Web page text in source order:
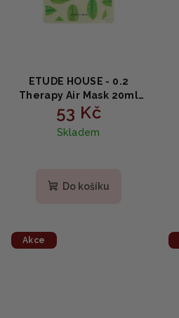
ETUDE HOUSE - 0.2
Therapy Air Mask 20ml
GREEN TEA - Zklidňující a
hydratační pleťová
maska se zeleným čajem
53 Kč
Skladem
Do košíku
Akce